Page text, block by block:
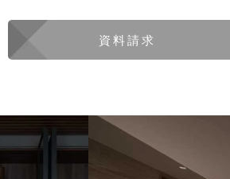
資料請求